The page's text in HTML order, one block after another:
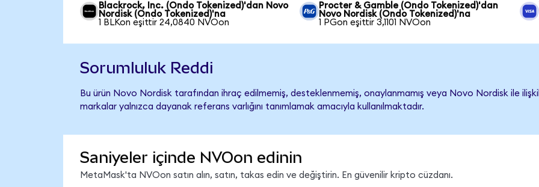
Blackrock, Inc. (Ondo Tokenized)'dan Novo
Nordisk (Ondo Tokenized)'na
1 BLKon eşittir 24,0840 NVOon
Procter & Gamble (Ondo Tokenized)'dan
Novo Nordisk (Ondo Tokenized)'na
1 PGon eşittir 3,1101 NVOon
Sorumluluk Reddi
Bu ürün Novo Nordisk tarafından ihraç edilmemiş, desteklenmemiş, onaylanmamış veya Novo Nordisk ile
markalar yalnızca dayanak referans varlığını tanımlamak amacıyla kullanılmaktadır.
Saniyeler içinde NVOon edinin
MetaMask'ta NVOon satın alın, satın, takas edin ve değiştirin. En güvenilir kripto cüzdanı.